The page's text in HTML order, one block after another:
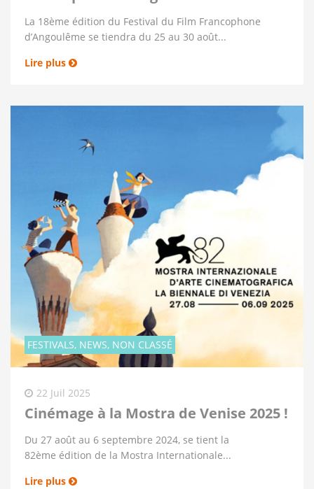
La 18ème édition du Festival du Film Francophone
d’Angoulême se tiendra du 25 au 30 août...
Lire plus
FESTIVALS, NEWS, NON CLASSÉ
22 Juil 2025
Cinémage à la Mostra de Venise 2025 !
Du 27 août au 6 septembre 2024, se tient la
82ème édition de la Mostra Internationale...
Lire plus